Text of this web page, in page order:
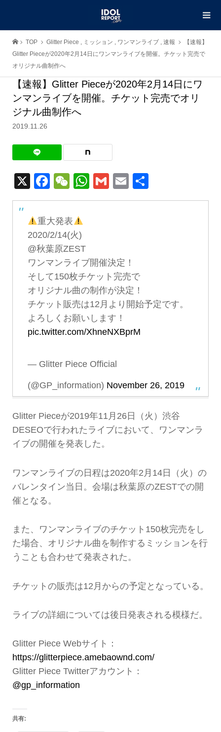
TOP Glitter Piece , ミッション , ワンマンライブ , 速報
【速報】
Glitter Pieceが2020年2月14日にワンマンライブを開催。チケット完売で
オリジナル曲制作へ
【速報】Glitter Pieceが2020年2月14日にワ
ンマンライブを開催。チケット完売でオリ
ジナル曲制作へ
2019.11.26
X Facebook
WeChat
WhatsApp
GmailEmail
有
重大発表
2020/2/14(火)
@秋葉原ZEST
ワンマンライブ開催決定！
そして150枚チケット完売で
オリジナル曲の制作が決定！
チケット販売は12月より開始予定です。
よろしくお願いします！
pic.twitter.com/XhneNXBprM
— Glitter Piece Official
(@GP_information) November 26, 2019
Glitter Pieceが2019年11月26日（火）渋谷
DESEOで行われたライブにおいて、ワンマンラ
イブの開催を発表した。
ワンマンライブの日程は2020年2月14日（火）の
バレンタイン当日。会場は秋葉原のZESTでの開
催となる。
また、ワンマンライブのチケット150枚完売をし
た場合、オリジナル曲を制作するミッションを行
うことも合わせて発表された。
チケットの販売は12月からの予定となっている。
ライブの詳細については後日発表される模様だ。
Glitter Piece Webサイト：
https://glitterpiece.amebaownd.com/
Glitter Piece Twitterアカウント：
@gp_information
共有: